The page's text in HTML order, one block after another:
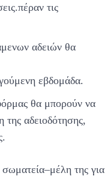
τις
αδειών θα
εβδομάδα.
θα μπορούν να
αδειοδότησης,
της για